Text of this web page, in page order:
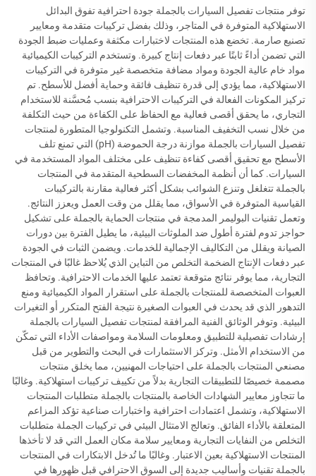
توفر منتجات تفصيل السيارات بالجملة جودة احترافية تفوق البدائل
الاستهلاكية المتوفرة في المتاجر، وذلك بفضل تركيبات متقدمة ومعايير
تصنيع صارمة. تخضع هذه المنتجات لاختبارات مكثفة وعمليات ضبط الجودة
التي تضمن أداءً ثابتًا عبر دفعات إنتاج كبيرة. وتستخدم التركيبات الكيميائية
مواد خام عالية الجودة ومواد مضافة متخصصة غير متوفرة في التركيبات
الاستهلاكية، مما يؤدي إلى قدرة تنظيف فائقة وحماية أفضل للأسطح. تم
تركيز المكونات الفعالة في التركيبات الاحترافية بنسب مُحسَّنة للاستخدام
التجاري، ما يحقق أقصى فعالية مع الحفاظ على الكفاءة من حيث التكلفة
من خلال نسب التخفيف المناسبة. وتشمل التكنولوجيا المتطورة لمنتجات
تفصيل السيارات بالجملة موازنة درجة الحموضة (pH) التي تمنع تلف
الأسطح مع تحقيق أقصى كفاءة تنظيف على مختلف المواد المستخدمة في
السيارات. كما أن أنظمة المخفضات السطحية المتقدمة في المنتجات
بالجملة تتغلغل وتنزع الشوائب بشكل أكثر فعالية مقارنة بالتركيبات
القياسية المتوفرة في الأسواق، مما يقلل من وقت العمل ويعزز النتائج.
وتعمل تقنيات البوليمر المدمجة في منتجات الحماية بالجملة على تشكيل
حواجز تدوم لفترة أطول ضد الملوثات البيئية، ما يطيل الفترة بين دورات
الصيانة ويقلل من التكاليف الإجمالية للخدمات. ويضمن الثبات في الجودة
عبر دفعات الإنتاج الضخمة التخلص من التباين الذي يُلاحظ غالبًا في المنتجات
التجارية، مما يوفر نتائج متوقعة تعتمد عليها الخدمات الاحترافية. وتحافظ
العبوات المتخصصة للمنتجات بالجملة على استقرار المواد الكيميائية ومنع
التدهور الذي قد يحدث في العبوات الصغيرة نتيجة الفتح المتكرر أو التغيرات
البيئية. وتوفر الوثائق الفنية المرافقة لمنتجات تفصيل السيارات بالجملة
إرشادات تفصيلية للتطبيق ومعلومات السلامة ومواصفات الأداء التي تمكّن
من الاستخدام الأمثل. وتركز الاستثمارات في البحث والتطوير من قبل
مصنعي المنتجات بالجملة على احتياجات المهنيين، مما يخلق منتجات
مصممة خصيصًا للتطبيقات التجارية بدلاً من تكييف تركيبات استهلاكية. وغالبًا
ما تتجاوز معايير الشهادات الخاصة بالمنتجات بالجملة متطلبات المنتجات
الاستهلاكية، وتشمل اعتمادات احترافية واختبارات صناعية تؤكد المزاعم
المتعلقة بالأداء الفائق. وتعالج الامتثال البيئي في تركيبات الجملة متطلبات
التخلص من النفايات التجارية ومعايير سلامة مكان العمل التي قد لا تأخذها
المنتجات الاستهلاكية بعين الاعتبار. وغالبًا ما تُدخل الابتكارات في المنتجات
بالجملة تقنيات وأساليب جديدة إلى السوق الاحترافي قبل ظهورها في